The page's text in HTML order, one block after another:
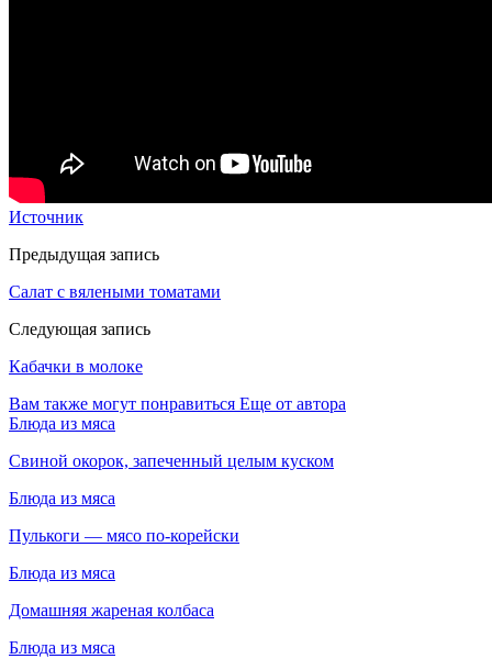
Источник
Предыдущая запись
Салат с вялеными томатами
Следующая запись
Кабачки в молоке
Вам также могут понравиться Еще от автора
Блюда из мяса
Свиной окорок, запеченный целым куском
Блюда из мяса
Пулькоги — мясо по-корейски
Блюда из мяса
Домашняя жареная колбаса
Блюда из мяса